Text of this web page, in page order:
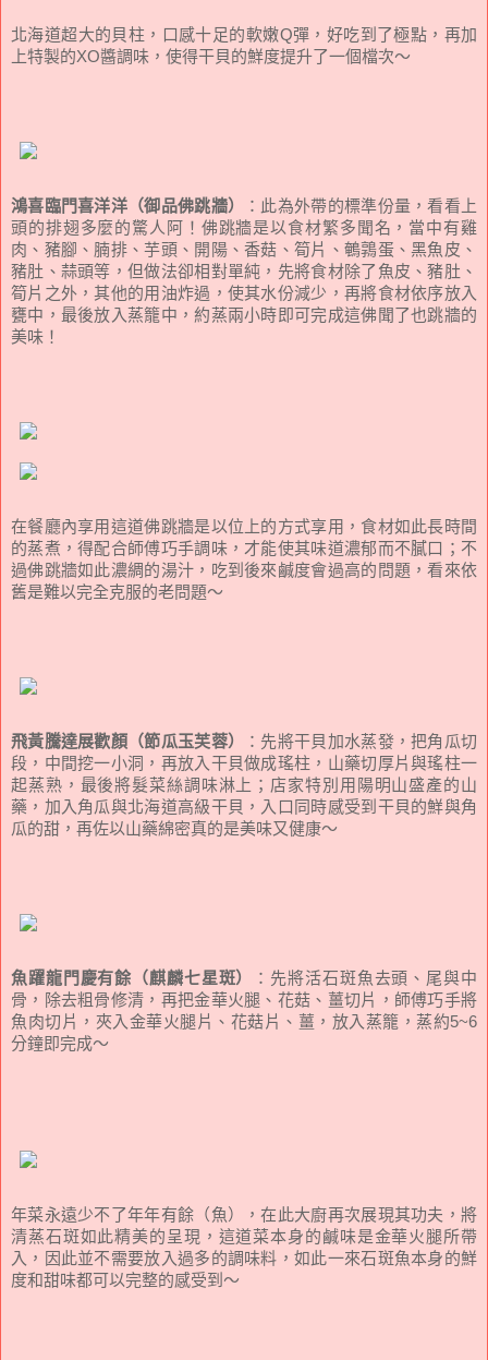
北海道超大的貝柱，口感十足的軟嫩Q彈，好吃到了極點，再加
上特製的XO醬調味，使得干貝的鮮度提升了一個檔次～
鴻喜臨門喜洋洋（御品佛跳牆）
：此為外帶的標準份量，看看上
頭的排翅多麼的驚人阿！佛跳牆是以食材繁多聞名，當中有雞
肉、豬腳、腩排、芋頭、開陽、香菇、筍片、鵪鶉蛋、黑魚皮、
豬肚、蒜頭等，但做法卻相對單純，先將食材除了魚皮、豬肚、
筍片之外，其他的用油炸過，使其水份減少，再將食材依序放入
甕中，最後放入蒸籠中，約蒸兩小時即可完成這佛聞了也跳牆的
美味！
在餐廳內享用這道佛跳牆是以位上的方式享用，食材如此長時間
的蒸煮，得配合師傅巧手調味，才能使其味道濃郁而不膩口；不
過佛跳牆如此濃綢的湯汁，吃到後來鹹度會過高的問題，看來依
舊是難以完全克服的老問題～
飛黃騰達展歡顏（節瓜玉芙蓉）
：先將干貝加水蒸發，把角瓜切
段，中間挖一小洞，再放入干貝做成瑤柱，山藥切厚片與瑤柱一
起蒸熟，最後將髮菜絲調味淋上；店家特別用陽明山盛產的山
藥，加入角瓜與北海道高級干貝，入口同時感受到干貝的鮮與角
瓜的甜，再佐以山藥綿密真的是美味又健康～
魚躍龍門慶有餘（麒麟七星斑）
：先將活石斑魚去頭、尾與中
骨，除去粗骨修清，再把金華火腿、花菇、薑切片，師傅巧手將
魚肉切片，夾入金華火腿片、花菇片、薑，放入蒸籠，蒸約5~6
分鐘即完成～
年菜永遠少不了年年有餘（魚），在此大廚再次展現其功夫，將
清蒸石斑如此精美的呈現，這道菜本身的鹹味是金華火腿所帶
入，因此並不需要放入過多的調味料，如此一來石斑魚本身的鮮
度和甜味都可以完整的感受到～